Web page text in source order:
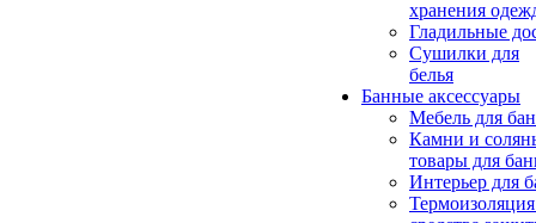
хранения
Гладильные
Сушилки для
белья
Банные аксессуары
Мебель для
Камни и
товары для
Интерьер для